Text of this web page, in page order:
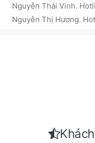
Nguyễn Thái Vinh.
Nguyễn Thị Hương.